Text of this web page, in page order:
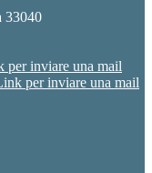
33040
per inviare una mail
per inviare una mail